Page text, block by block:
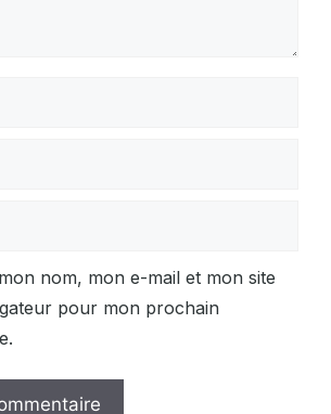
nom, mon e-mail et mon site
pour mon prochain